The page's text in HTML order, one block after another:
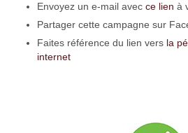
Envoyez un e-mail avec ce lien à
Partager cette campagne sur
Faites référence du lien vers la
internet